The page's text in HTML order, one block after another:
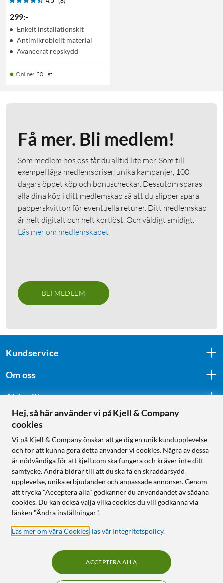
299:-
Enkelt installationskit
Antimikrobiellt material
Avancerat repskydd
Online: 20+ st
Få mer. Bli medlem!
Som medlem hos oss får du alltid lite mer. Som till
exempel låga medlemspriser, unika kampanjer, 100
dagars öppet köp och bonuscheckar. Dessutom sparas
alla dina köp i ditt medlemskap så att du slipper spara
papperskvitton för eventuella returer. Ditt medlemskap
är helt digitalt och helt kortlöst. Och väldigt smidigt.
Läs mer om medlemskapet
BLI MEDLEM
Kundservice
Om oss
Aktuellt
Följ oss
Handla från:
Sverige
Norge
Hej, så här använder vi på Kjell & Company
cookies
Vi på Kjell & Company önskar att ge dig en unik kundupplevelse
och för att kunna göra detta använder vi cookies. Några av dessa
är nödvändiga för att kjell.com ska fungera och kräver inte ditt
samtycke. Andra bidrar till att du ska få en skräddarsydd
upplevelse, unika erbjudanden och anpassade annonser. Genom
att trycka "Acceptera alla" godkänner du användandet av sådana
cookies. Du kan också välja vilka cookies du vill godkänna via
länken "Ändra inställningar".
Läs mer om våra Cookies läs vår Integritetspolicy.
ACCEPTERA ALLA